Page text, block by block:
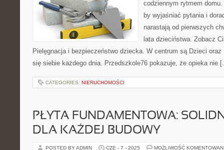
codziennym rytmem
by wyjaśniać pytania i
narastają od pierwszych
lata dzieciństwa. Zobacz
Pielęgnacja i bezpieczeństwo dziecka. W centrum są Dzieci
się siebie każdego dnia. Przedszkole76 pokazuje, że opieka nie
CATEGORIES: NIERUCHOMOŚCI
PŁYTA FUNDAMENTOWA:
DLA KAŻDEJ BUDOWY
POSTED BY ADMIN CZE - 7 - 2025 MOŻLIWOŚĆ